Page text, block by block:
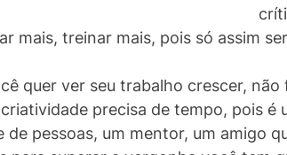
mais, treinar mais, pois só assim
quer ver seu trabalho crescer,
precisa de tempo, pois é
de pessoas, um mentor, um amigo